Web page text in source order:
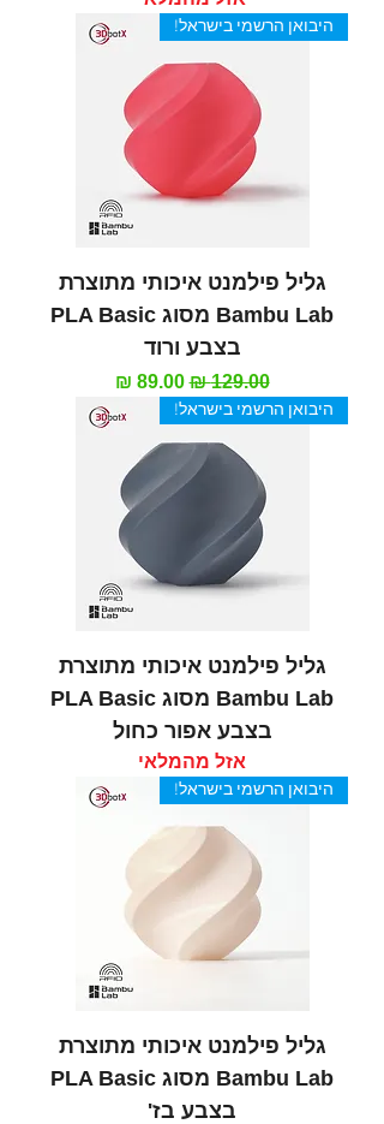
היבואן הרשמי בישראל!
גליל פילמנט איכותי מתוצרת
Bambu Lab מסוג PLA Basic
בצבע ורוד
מחיר רגיל‏129.00 ‏₪ מחיר מבצע‏89.00 ‏₪
היבואן הרשמי בישראל!
גליל פילמנט איכותי מתוצרת
Bambu Lab מסוג PLA Basic
בצבע אפור כחול
אזל מהמלאי
היבואן הרשמי בישראל!
גליל פילמנט איכותי מתוצרת
Bambu Lab מסוג PLA Basic
בצבע בז'